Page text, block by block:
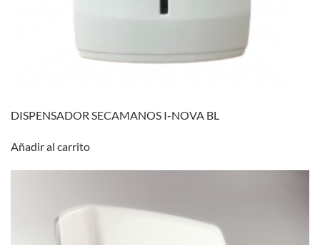
DISPENSADOR SECAMANOS I-NOVA BL
Añadir al carrito